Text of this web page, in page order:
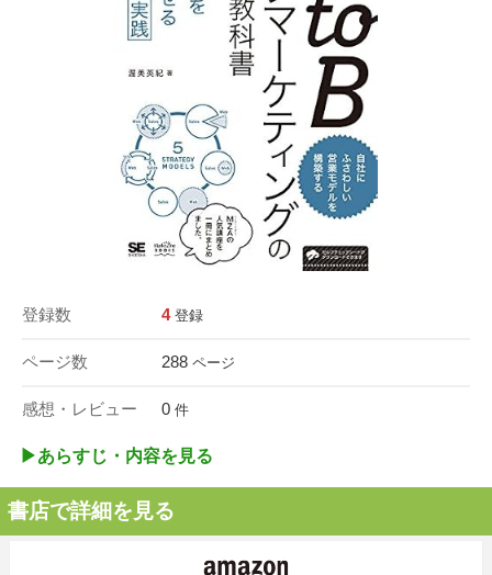
登録数 4 登録
ページ数 288 ページ
感想・レビュー 0 件
▶︎あらすじ・内容を見る
書店で詳細を見る